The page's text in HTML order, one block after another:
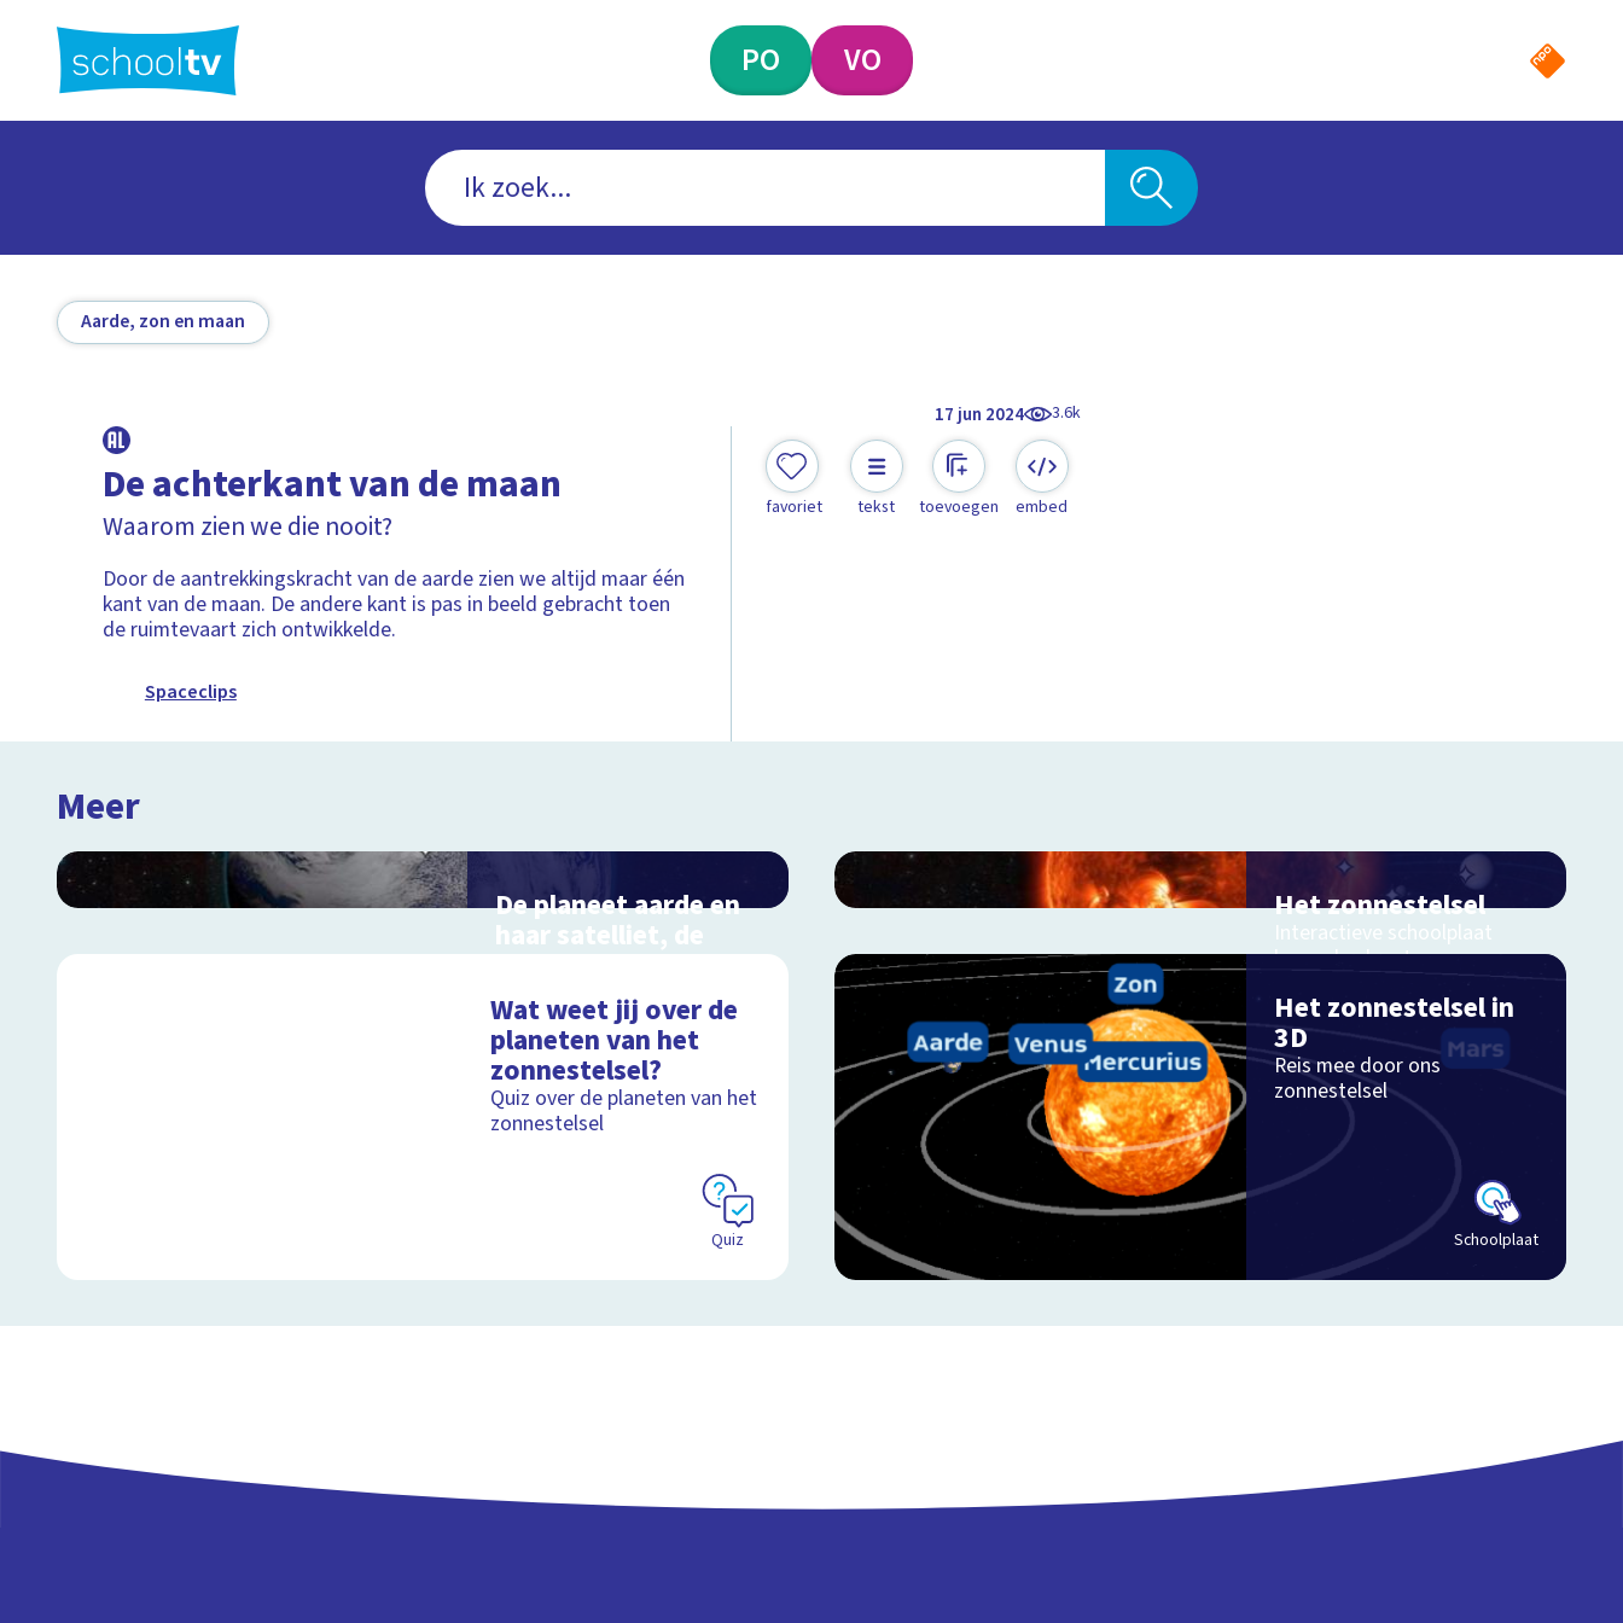
hoofdinhoud
PO VO
Aarde, zon en maan
17 jun 2024 3.6k
De achterkant van de maan
Waarom zien we die nooit?
Door de aantrekkingskracht van de aarde zien we altijd maar één
kant van de maan. De andere kant is pas in beeld gebracht toen
de ruimtevaart zich ontwikkelde.
Spaceclips
favoriet tekst toevoegen embed
Meer
De planeet aarde en
haar satelliet, de
maan
Interactieve schoolplaat
voorbij de dampkring
Schoolplaat
Het zonnestelsel
Interactieve schoolplaat
langs de planeten
Schoolplaat
Wat weet jij over de
planeten van het
zonnestelsel?
Quiz over de planeten van het
zonnestelsel
Quiz
Het zonnestelsel in
3D
Reis mee door ons
zonnestelsel
Schoolplaat